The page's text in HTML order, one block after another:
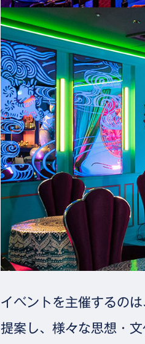
イベントを主催するの
提案し、様々な思想・